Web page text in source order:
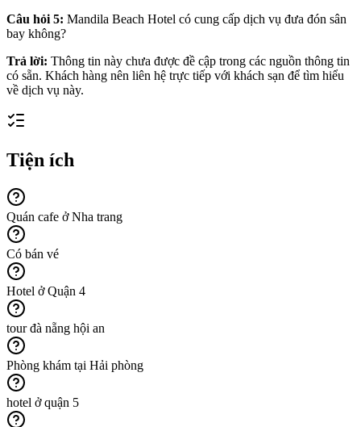
Câu hỏi 5: Mandila Beach Hotel có cung cấp dịch vụ đưa đón sân
bay không?
Trả lời: Thông tin này chưa được đề cập trong các nguồn thông tin
có sẵn. Khách hàng nên liên hệ trực tiếp với khách sạn để tìm hiểu
về dịch vụ này.
Tiện ích
Quán cafe ở Nha trang
Có bán vé
Hotel ở Quận 4
tour đà nẵng hội an
Phòng khám tại Hải phòng
hotel ở quận 5